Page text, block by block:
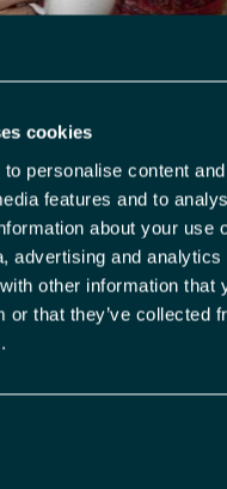
cookies
personalise content
features and to
about your use
advertising and analytics
other information that
or that they’ve collected
blant både lokale og